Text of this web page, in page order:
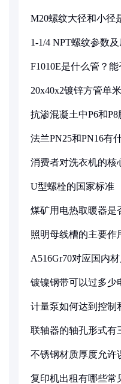
M20螺纹大径和小径
1-1/4 NPT螺纹参数
F1010E是什么管？能
20x40x2镀锌方管单
抗渗混凝土中P6和
法兰PN25和PN16有
消费者对洗衣机的核
U型螺栓的国家标准
煤矿用电热取暖器是
照明母线槽的主要作
A516Gr70对应国内
镀镍钢带可以过多少
计量泵如何达到控制
联轴器的轴孔形式有
不锈钢材质厚度允许
复印机出租有哪些常